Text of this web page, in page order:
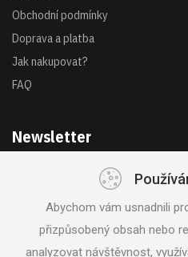
Obchodní podmínky
Doprava a platba
Jak nakupovat?
FAQ
Newsletter
Získejte akce a novinky z první ruky
Abychom vám usnadnili
přizpůsobený obsah nebo
analyzovat návštěvnost,